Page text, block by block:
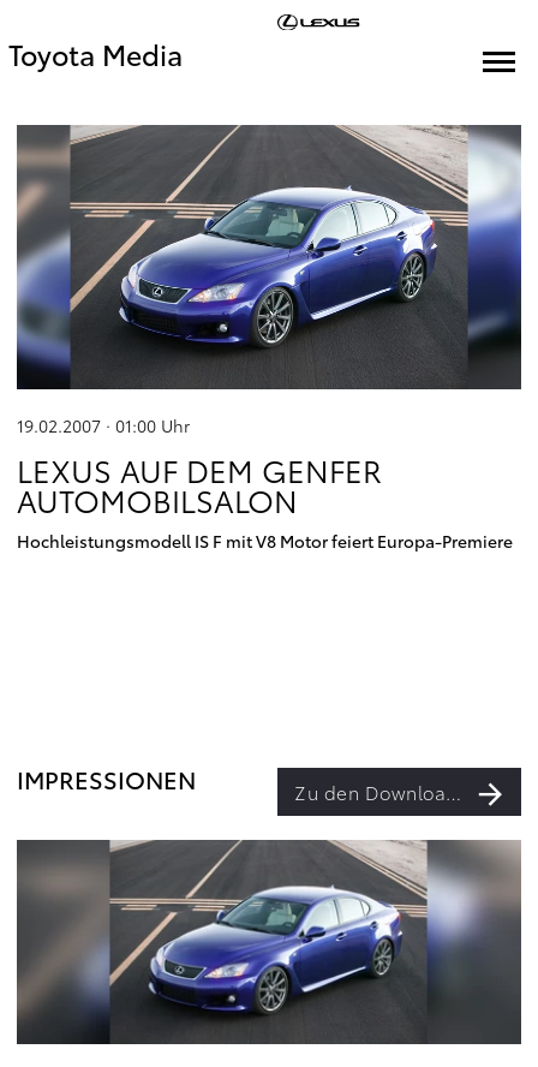
Toyota Media
19.02.2007 · 01:00 Uhr
LEXUS AUF DEM GENFER
AUTOMOBILSALON
Hochleistungsmodell IS F mit V8 Motor feiert Europa-Premiere
IMPRESSIONEN Zu den Downloads